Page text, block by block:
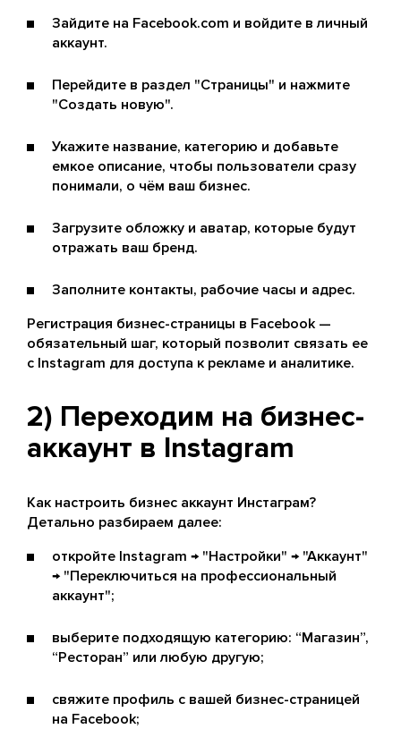
Зайдите на Facebook.com и войдите в личный
аккаунт.
Перейдите в раздел "Страницы" и нажмите
"Создать новую".
Укажите название, категорию и добавьте
емкое описание, чтобы пользователи сразу
понимали, о чём ваш бизнес.
Загрузите обложку и аватар, которые будут
отражать ваш бренд.
Заполните контакты, рабочие часы и адрес.
Регистрация бизнес-страницы в Facebook —
обязательный шаг, который позволит связать ее
с Instagram для доступа к рекламе и аналитике.
2) Переходим на бизнес-
аккаунт в Instagram
Как настроить бизнес аккаунт Инстаграм?
Детально разбираем далее:
откройте Instagram → "Настройки" → "Аккаунт"
→ "Переключиться на профессиональный
аккаунт";
выберите подходящую категорию: “Магазин”,
“Ресторан” или любую другую;
свяжите профиль с вашей бизнес-страницей
на Facebook;